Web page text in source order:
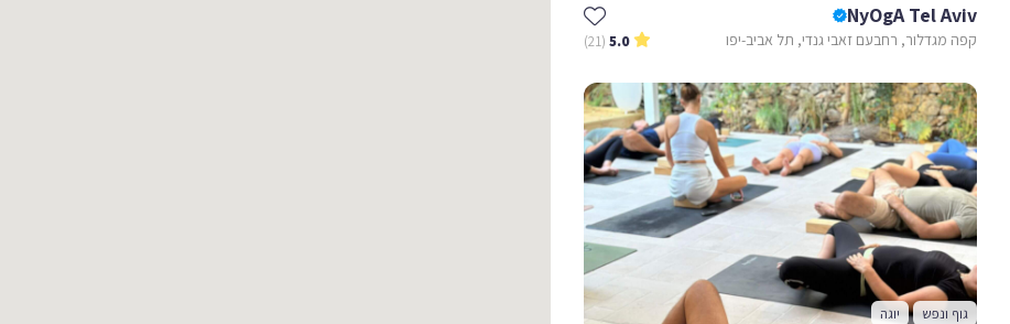
NyOgA Tel Aviv
קפה מגדלור, רחבעם זאבי גנדי, תל אביב-יפו 5.0
(21)
גוף ונפש יוגה